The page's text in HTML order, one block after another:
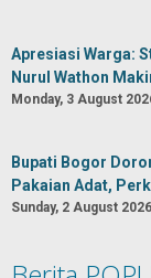
Apresiasi Warga:
Nurul Wathon
Monday, 3 August
Bupati Bogor
Pakaian Adat,
Sunday, 2 August 2026